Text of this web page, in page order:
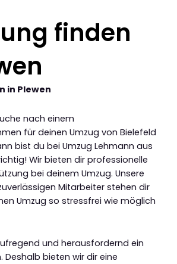
finden
in Plewen
nach einem
für deinen Umzug von Bielefeld
bist du bei Umzug Lehmann aus
Wir bieten dir professionelle
bei deinem Umzug. Unsere
Mitarbeiter stehen dir
Umzug so stressfrei wie möglich
und herausfordernd ein
Deshalb bieten wir dir eine